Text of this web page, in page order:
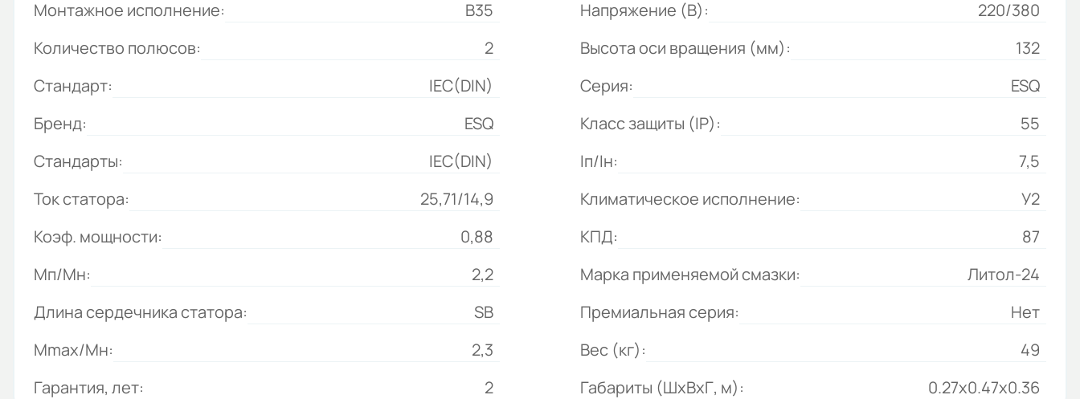
Монтажное исполнение:
B35 Напряжение (В):
220/380
Количество полюсов:
2 Высота оси вращения (мм):
132
Стандарт:
IEC(DIN) Серия:
ESQ
Бренд:
ESQ Класс защиты (IP):
55
Стандарты:
IEC(DIN) Iп/Iн:
7,5
Ток статора:
25,71/14,9 Климатическое исполнение:
У2
Коэф. мощности:
0,88 КПД:
87
Мп/Мн:
2,2 Марка применяемой смазки:
Литол-24
Длина сердечника статора:
SB Премиальная серия:
Нет
Mmax/Mн:
2,3 Вес (кг):
49
Гарантия, лет:
2 Габариты (ШхВхГ, м): 0.27x0.47x0.36